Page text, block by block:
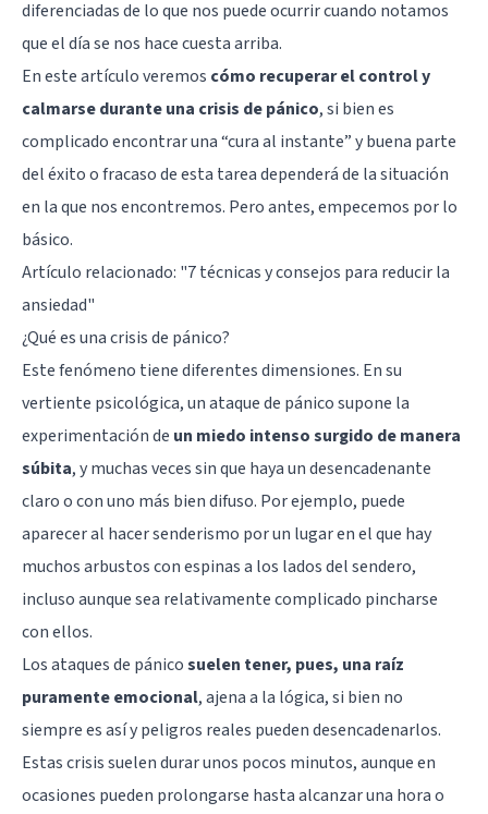
diferenciadas de lo que nos puede ocurrir cuando notamos
que el día se nos hace cuesta arriba.
En este artículo veremos cómo recuperar el control y
calmarse durante una crisis de pánico, si bien es
complicado encontrar una “cura al instante” y buena parte
del éxito o fracaso de esta tarea dependerá de la situación
en la que nos encontremos. Pero antes, empecemos por lo
básico.
Artículo relacionado: "7 técnicas y consejos para reducir la
ansiedad"
¿Qué es una crisis de pánico?
Este fenómeno tiene diferentes dimensiones. En su
vertiente psicológica, un ataque de pánico supone la
experimentación de un miedo intenso surgido de manera
súbita, y muchas veces sin que haya un desencadenante
claro o con uno más bien difuso. Por ejemplo, puede
aparecer al hacer senderismo por un lugar en el que hay
muchos arbustos con espinas a los lados del sendero,
incluso aunque sea relativamente complicado pincharse
con ellos.
Los ataques de pánicosuelen tener, pues, una raíz
puramente emocional, ajena a la lógica, si bien no
siempre es así y peligros reales pueden desencadenarlos.
Estas crisis suelen durar unos pocos minutos, aunque en
ocasiones pueden prolongarse hasta alcanzar una hora o